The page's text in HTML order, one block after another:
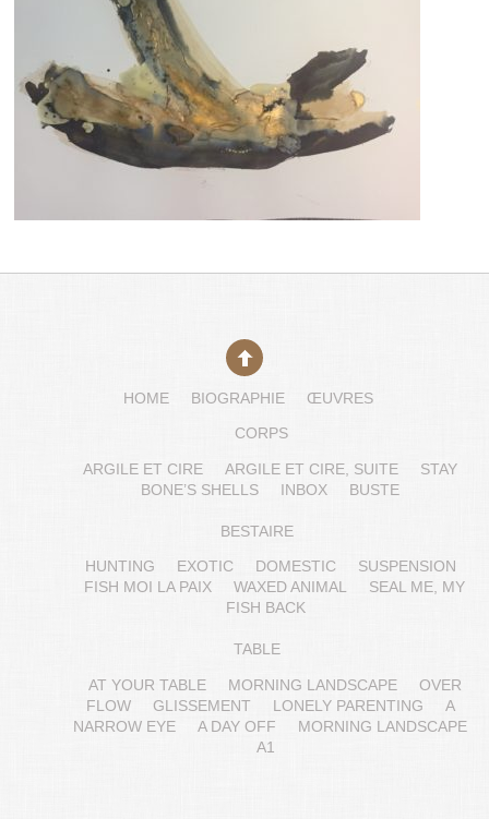
HOME BIOGRAPHIE ŒUVRES
CORPS
ARGILE ET CIRE ARGILE ET CIRE, SUITE
STAY
BONE’S SHELLS
INBOX BUSTE
BESTAIRE
HUNTING EXOTIC DOMESTIC
SUSPENSION
FISH MOI LA PAIX
WAXED ANIMAL
SEAL ME, MY
FISH BACK
TABLE
AT YOUR TABLE MORNING LANDSCAPE
OVER
FLOW
GLISSEMENT LONELY PARENTING
A
NARROW EYE
A DAY OFF
MORNING LANDSCAPE
A1